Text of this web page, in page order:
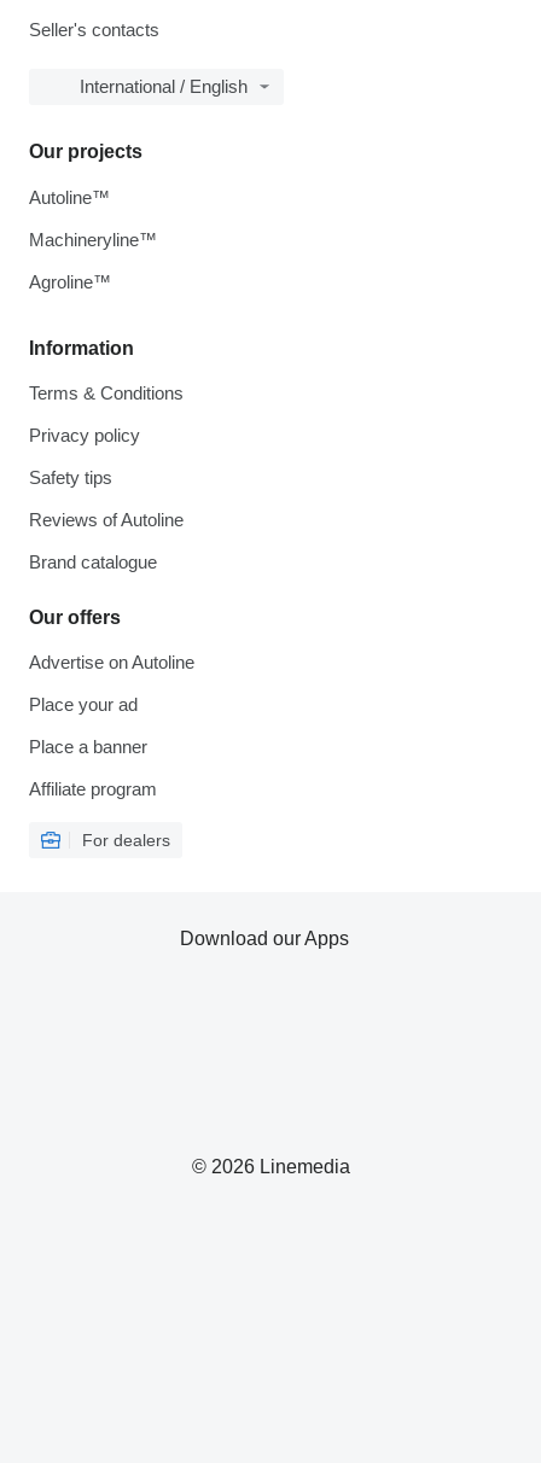
Seller's contacts
International / English
Information
Terms & Conditions
Privacy policy
Safety tips
Reviews of Autoline
Brand catalogue
Our offers
Advertise on Autoline
Place your ad
Place a banner
Affiliate program
For dealers
Our projects
Autoline™
Machineryline™
Agroline™
© 2026 Linemedia
Download our Apps